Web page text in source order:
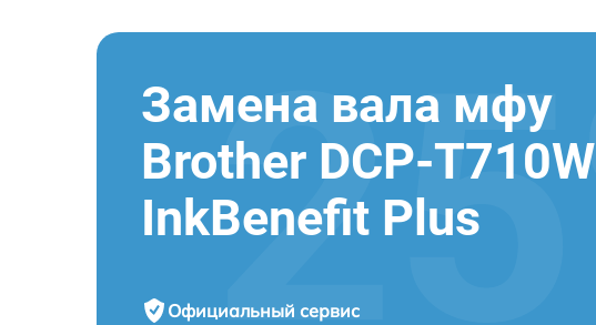
Замена вала мфу
Brother DCP-T710W
InkBenefit Plus
Официальный сервис